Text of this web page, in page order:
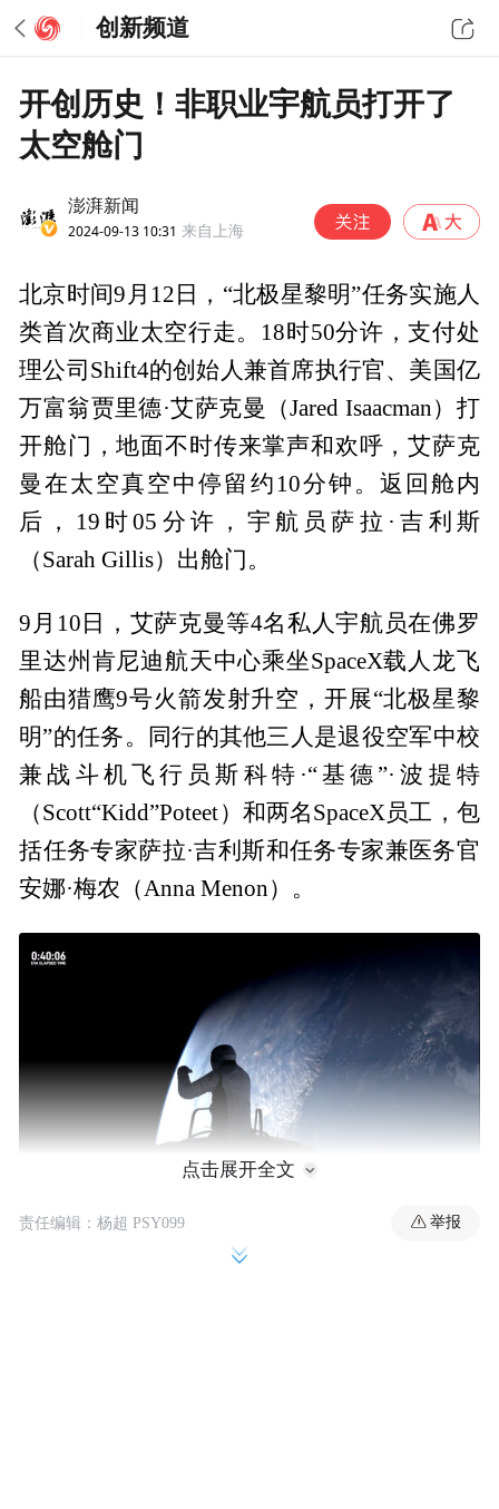
创新频道
开创历史！非职业宇航员打开了
太空舱门
澎湃新闻
2024-09-13 10:31 来自上海
北京时间9月12日，“北极星黎明”任务实施人
类首次商业太空行走。18时50分许，支付处
理公司Shift4的创始人兼首席执行官、美国亿
万富翁贾里德·艾萨克曼（Jared Isaacman）打
开舱门，地面不时传来掌声和欢呼，艾萨克
曼在太空真空中停留约10分钟。返回舱内
后，19时05分许，宇航员萨拉·吉利斯
（Sarah Gillis）出舱门。
9月10日，艾萨克曼等4名私人宇航员在佛罗
里达州肯尼迪航天中心乘坐SpaceX载人龙飞
船由猎鹰9号火箭发射升空，开展“北极星黎
明”的任务。同行的其他三人是退役空军中校
兼战斗机飞行员斯科特·“基德”·波提特
（Scott“Kidd”Poteet）和两名SpaceX员工，包
括任务专家萨拉·吉利斯和任务专家兼医务官
安娜·梅农（Anna Menon）。
点击展开全文
责任编辑：杨超 PSY099 举报